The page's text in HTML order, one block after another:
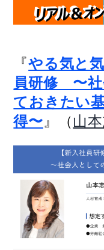
『やる気と
員研修 〜社
ておきたい
得〜 』（山